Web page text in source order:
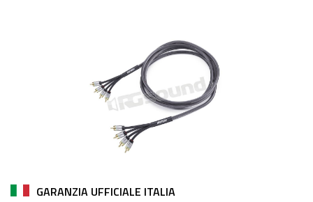
GARANZIA UFFICIALE ITALIA